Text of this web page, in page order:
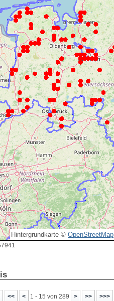
Hintergrundkarte © OpenStreetMap
1 - 15 von 289